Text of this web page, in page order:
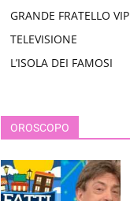
GRANDE FRATELLO VIP
TELEVISIONE
L’ISOLA DEI FAMOSI
OROSCOPO